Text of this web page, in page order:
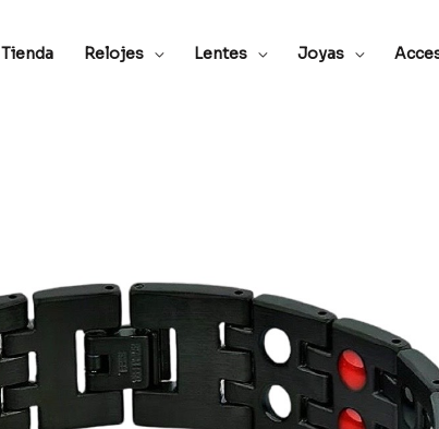
Tienda Relojes Lentes Joyas